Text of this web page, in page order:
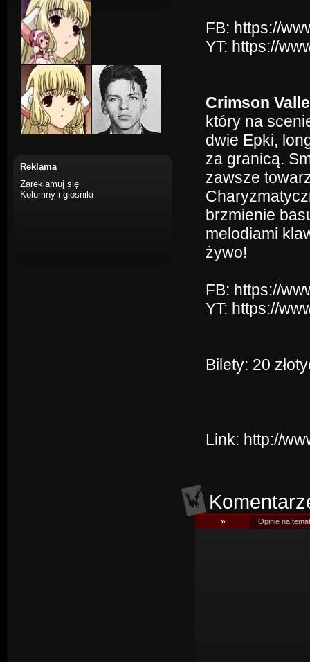
Reklama
Zareklamuj się
Kolumny i glosniki
FB: https://
YT: https://
Crimson
który na
dwie Epki,
za granicą.
zawsze
brzmienie
melodiami
żywo!
FB: https://
YT: https://
Bilety: 20
Link: http://
» Opinie na